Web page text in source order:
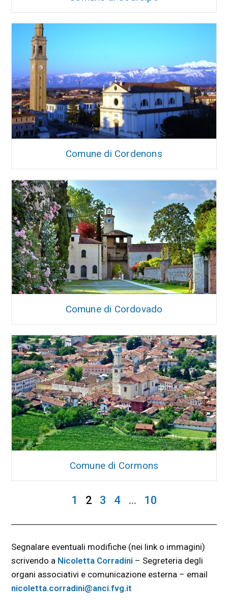
Comune di Cordenons
Comune di Cordovado
Comune di Cormons
1 2 3 4 … 10
Segnalare eventuali modifiche (nei link o immagini)
scrivendo a Nicoletta Corradini – Segreteria degli
organi associativi e comunicazione esterna – email
nicoletta.corradini@anci.fvg.it